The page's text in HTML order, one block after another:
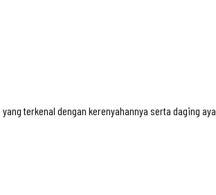
terkenal dengan kerenyahannya serta daging